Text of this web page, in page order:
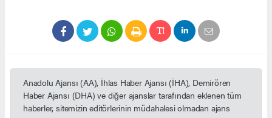
Anadolu Ajansı (AA), İhlas Haber Ajansı (İHA), Demirören
Haber Ajansı (DHA) ve diğer ajanslar tarafından eklenen tüm
haberler, sitemizin editörlerinin müdahalesi olmadan ajans